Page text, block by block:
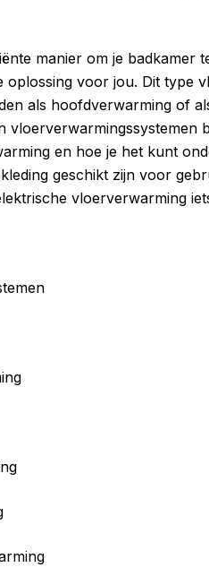
manier om je badkamer
voor jou. Dit type
als hoofdverwarming of
vloerverwarmingssystemen
en hoe je het kunt
geschikt zijn voor
vloerverwarming